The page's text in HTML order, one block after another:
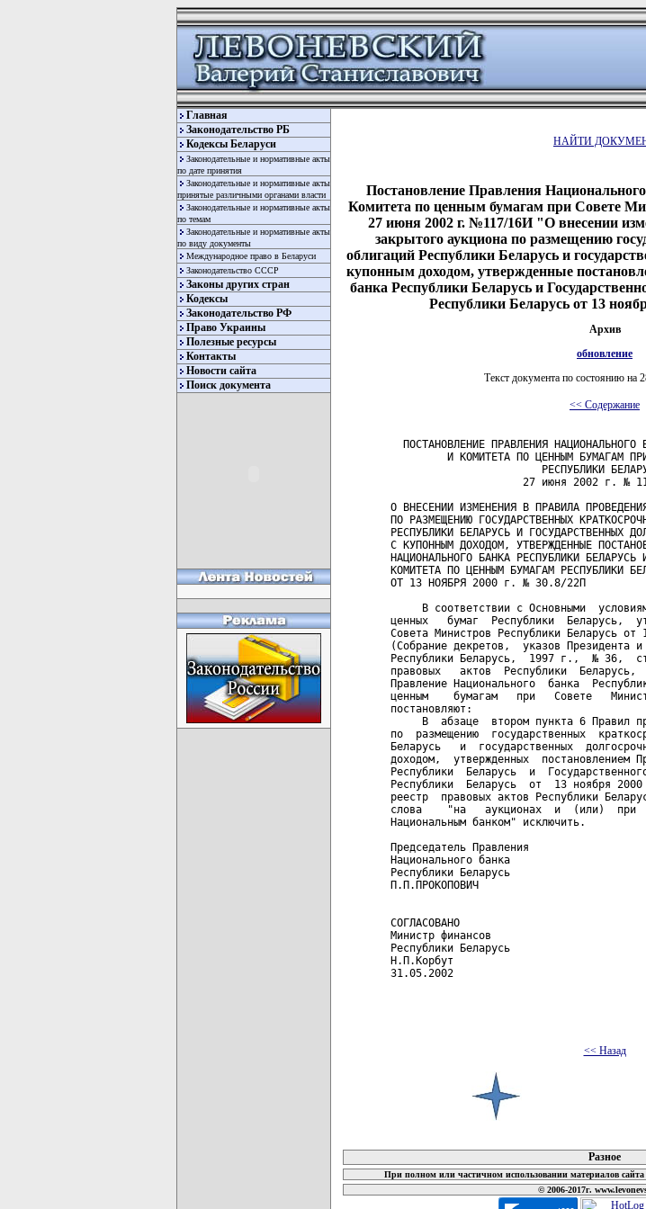
Главная
Законодательство РБ
Кодексы Беларуси
Законодательные и нормативные акты
по дате принятия
Законодательные и нормативные акты
принятые различными органами власти
Законодательные и нормативные акты
по темам
Законодательные и нормативные акты
по виду документы
Международное право в Беларуси
Законодательство СССР
Законы других стран
Кодексы
Законодательство РФ
Право Украины
Полезные ресурсы
Контакты
Новости сайта
Поиск документа
НАЙТИ
Постановление Правления
Комитета по ценным бумагам при Совете
27 июня 2002 г. №117/16И "О внесении
закрытого аукциона по размещению
облигаций Республики Беларусь и
купонным доходом, утвержденные
банка Республики Беларусь и
Республики Беларусь от 13
Архив
обновление
Текст документа по состоянию на
<< Содержание
ПОСТАНОВЛЕНИЕ ПРАВЛЕНИЯ НАЦИОНАЛЬНОГО
И КОМИТЕТА ПО ЦЕННЫМ БУМАГАМ
РЕСПУБЛИКИ
27 июня 2002 г. №
О ВНЕСЕНИИ ИЗМЕНЕНИЯ В ПРАВИЛА
ПО РАЗМЕЩЕНИЮ ГОСУДАРСТВЕННЫХ
РЕСПУБЛИКИ БЕЛАРУСЬ И ГОСУДАРСТВЕННЫХ
С КУПОННЫМ ДОХОДОМ, УТВЕРЖДЕННЫЕ
НАЦИОНАЛЬНОГО БАНКА РЕСПУБЛИКИ БЕЛАРУСЬ
КОМИТЕТА ПО ЦЕННЫМ БУМАГАМ РЕСПУБЛИКИ
ОТ 13 НОЯБРЯ 2000 г. № 30.8/22П
В соответствии с Основными
ценных   бумаг  Республики  Беларусь,
Совета Министров Республики Беларусь
(Собрание декретов,  указов Президента и
Республики Беларусь,  1997 г.,  № 36,
правовых   актов  Республики
Правление Национального  банка
ценным    бумагам   при   Совете
постановляют:
В  абзаце  втором пункта 6 Правил
по  размещению  государственных
Беларусь   и  государственных
доходом,  утвержденных  постановлением
Республики  Беларусь  и
Республики  Беларусь  от  13 ноября
реестр  правовых актов Республики
слова    "на   аукционах  и  (или)  при
Национальным банком" исключить.
Председатель Правления
Национального банка
Республики Беларусь
П.П.ПРОКОПОВИЧ
СОГЛАСОВАНО
Министр финансов
Республики Беларусь
Н.П.Корбут
31.05.2002
<< Назад
Разное
При полном или частичном использовании материалов
© 2006-2017г.